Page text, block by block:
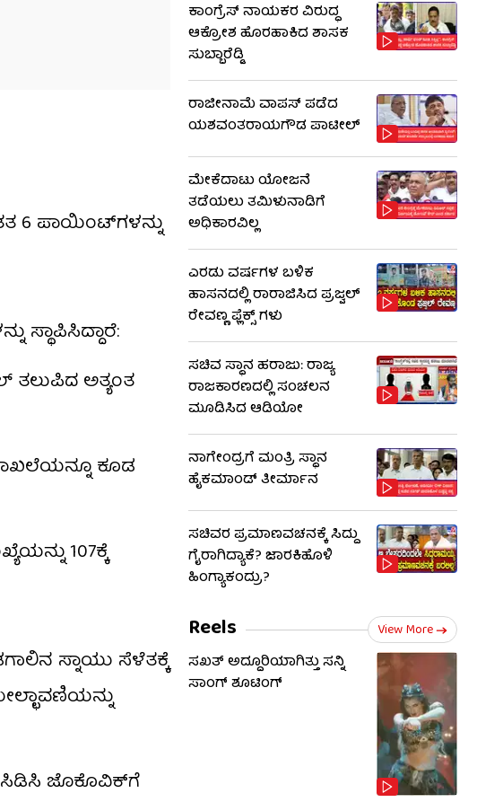
6 ಪಾಯಿಂಟ್‌ಗಳನ್ನು
ಸ್ಥಾಪಿಸಿದ್ದಾರೆ:
ಅತ್ಯಂತ
ಕೂಡ
107ಕ್ಕೆ
ಸ್ನಾಯು ಸೆಳೆತಕ್ಕೆ
ಜೊಕೊವಿಕ್‌ಗೆ
ಕಾಂಗ್ರೆಸ್ ನಾಯಕರ ವಿರುದ್ಧ
ಆಕ್ರೋಶ ಹೊರಹಾಕಿದ ಶಾಸಕ
ಸುಬ್ಬಾರೆಡ್ಡಿ
ರಾಜೀನಾಮೆ ವಾಪಸ್ ಪಡೆದ
ಯಶವಂತರಾಯಗೌಡ ಪಾಟೀಲ್
ಮೇಕೆದಾಟು ಯೋಜನೆ
ತಡೆಯಲು ತಮಿಳುನಾಡಿಗೆ
ಅಧಿಕಾರವಿಲ್ಲ
ಎರಡು ವರ್ಷಗಳ ಬಳಿಕ
ಹಾಸನದಲ್ಲಿ ರಾರಾಜಿಸಿದ ಪ್ರಜ್ವಲ್
ರೇವಣ್ಣ ಫ್ಲೆಕ್ಸ್ ಗಳು
ಸಚಿವ ಸ್ಥಾನ ಹರಾಜು: ರಾಜ್ಯ
ರಾಜಕಾರಣದಲ್ಲಿ ಸಂಚಲನ
ಮೂಡಿಸಿದ ಆಡಿಯೋ
ನಾಗೇಂದ್ರಗೆ ಮಂತ್ರಿ ಸ್ಥಾನ
ಹೈಕಮಾಂಡ್ ತೀರ್ಮಾನ
ಸಚಿವರ ಪ್ರಮಾಣವಚನಕ್ಕೆ ಸಿದ್ದು
ಗೈರಾಗಿದ್ಯಾಕೆ? ಜಾರಕಿಹೊಳಿ
ಹಿಂಗ್ಯಾಕಂದ್ರು?
Reels View More
ಸಖತ್ ಅದ್ದೂರಿಯಾಗಿತ್ತು ಸನ್ನಿ
ಸಾಂಗ್ ಶೂಟಿಂಗ್